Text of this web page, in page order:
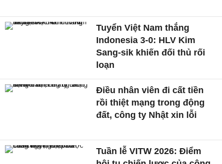
Tuyển Việt Nam thắng
Indonesia 3-0: HLV Kim
Sang-sik khiến đối thủ rối
loạn
Điều nhân viên đi cất tiền
rồi thiệt mạng trong động
đất, công ty Nhật xin lỗi
Tuần lễ VITW 2026: Điểm